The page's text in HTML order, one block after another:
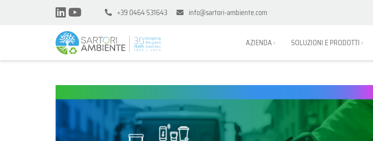
+39 0464 531643 info@sartori-ambiente.com
AZIENDA SOLUZIONI E PRODOTTI